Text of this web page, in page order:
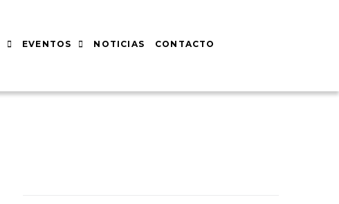
EVENTOS NOTICIAS CONTACTO